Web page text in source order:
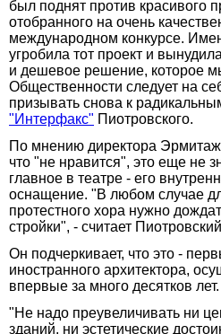
был поднят против красивого
отобранного на очень
международном конкурсе.
угробила тот проект и
и дешевое решение, которое
Общественности следует на
призывать снова к
"Интерфакс" Пиотровского.
По мнению директора
что "не нравится", это еще не
главное в театре - его
оснащение. "В любом случае
протестного хора нужно
стройки", - считает
Он подчеркивает, что это -
иностранного архитектора,
впервые за много десятков лет.
"Не надо преувеличивать ни
зданий, ни эстетические